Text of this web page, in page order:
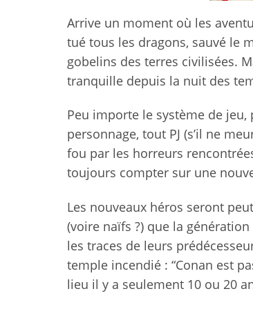
Arrive un moment où les
tué tous les dragons, sauvé le
gobelins des terres civilisées.
tranquille depuis la nuit des
Peu importe le système de
personnage, tout PJ (s’il ne
fou par les horreurs
toujours compter sur une
Les nouveaux héros seront
(voire naïfs ?) que la
les traces de leurs
temple incendié : “Conan est
lieu il y a seulement 10 ou 20